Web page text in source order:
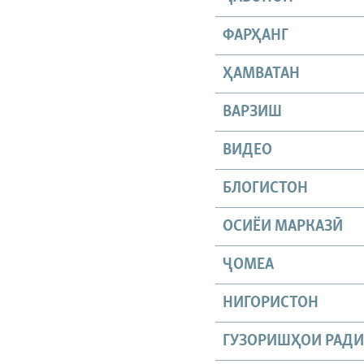
ФАРҲАНГ
ҲАМВАТАН
ВАРЗИШ
ВИДЕО
БЛОГИСТОН
ОСИЁИ МАРКАЗӢ
ҶОМEА
НИГОРИСТОН
ГУЗОРИШҲОИ